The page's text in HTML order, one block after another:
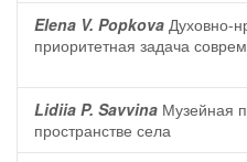
Elena V. Popkova Духовно-
приоритетная задача
Lidiia P. Savvina Музейная
пространстве села